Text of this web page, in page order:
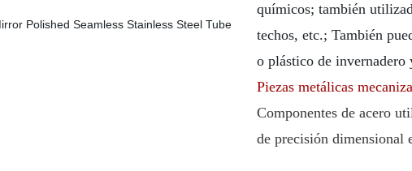
químicos; también
techos, etc.; También
o plástico de invernadero
Piezas metálicas
Componentes de acero
de precisión dimensional